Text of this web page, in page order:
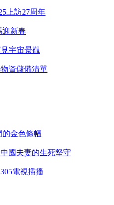
上訪27周年
迎新春
宇宙景觀
資儲備清單
的金色條幅
國夫妻的生死堅守
電視插播